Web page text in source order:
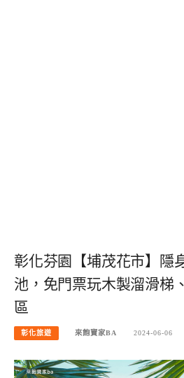
彰化芬園【埔茂花市】隱
池，免門票玩木製溜滑梯
區
彰化旅遊 來飽寶家BA 2024-06-06